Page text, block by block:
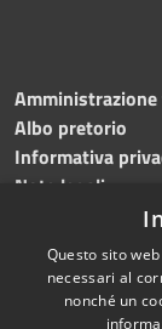
Albo pretorio
Informativa
Note legali
Dichiarazione di
Questo sito
necessari al
nonché un